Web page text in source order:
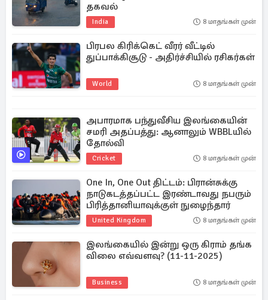
தகவல்
India 8 மாதங்கள் முன்
பிரபல கிரிக்கெட் வீரர் வீட்டில்
துப்பாக்கிசூடு - அதிர்ச்சியில் ரசிகர்கள்
World 8 மாதங்கள் முன்
அபாரமாக பந்துவீசிய இலங்கையின்
சமரி அதப்பத்து: ஆனாலும் WBBLயில்
தோல்வி
Cricket 8 மாதங்கள் முன்
One In, One Out திட்டம்: பிரான்சுக்கு
நாடுகடத்தப்பட்ட இரண்டாவது நபரும்
பிரித்தானியாவுக்குள் நுழைந்தார்
United Kingdom 8 மாதங்கள் முன்
இலங்கையில் இன்று ஒரு கிராம் தங்க
விலை எவ்வளவு? (11-11-2025)
Business 8 மாதங்கள் முன்